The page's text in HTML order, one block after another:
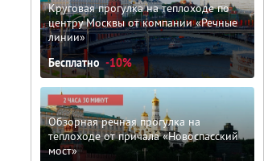
Круговая прогулка на теплоходе по
центру Москвы от компании «Речные
линии»
Бесплатно -10%
Обзорная речная прогулка на
теплоходе от причала «Новоспасский
мост»